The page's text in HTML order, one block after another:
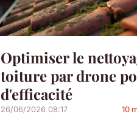
Optimiser le
toiture par drone
d'efficacité
26/06/2026 08:17 10